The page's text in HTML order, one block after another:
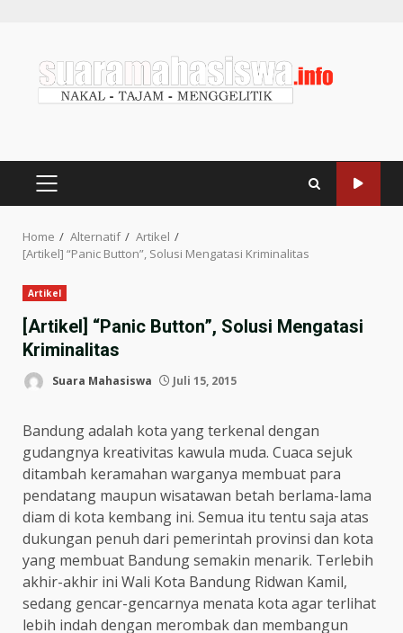
Home Alternatif
Artikel
[Artikel] “Panic Button”, Solusi Mengatasi Kriminalitas
Artikel
[Artikel] “Panic Button”, Solusi Mengatasi
Kriminalitas
Suara Mahasiswa Juli 15, 2015
Bandung adalah kota yang terkenal dengan
gudangnya kreativitas kawula muda. Cuaca sejuk
ditambah keramahan warganya membuat para
pendatang maupun wisatawan betah berlama-lama
diam di kota kembang ini. Semua itu tentu saja atas
dukungan penuh dari pemerintah provinsi dan kota
yang membuat Bandung semakin menarik. Terlebih
akhir-akhir ini Wali Kota Bandung Ridwan Kamil,
sedang gencar-gencarnya menata kota agar terlihat
lebih indah dengan merombak dan membangun